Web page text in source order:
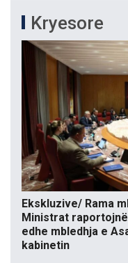
Kryesore
Ekskluzive/ Rama
Ministrat
edhe mbledhja e
kabinetin